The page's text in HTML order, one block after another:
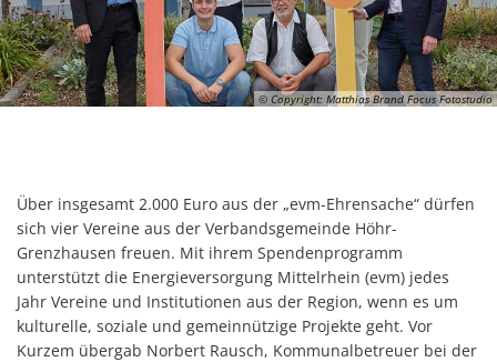
© Copyright: Matthias Brand Focus Fotostudio
Über insgesamt 2.000 Euro aus der „evm-Ehrensache“ dürfen
sich vier Vereine aus der Verbandsgemeinde Höhr-
Grenzhausen freuen. Mit ihrem Spendenprogramm
unterstützt die Energieversorgung Mittelrhein (evm) jedes
Jahr Vereine und Institutionen aus der Region, wenn es um
kulturelle, soziale und gemeinnützige Projekte geht. Vor
Kurzem übergab Norbert Rausch, Kommunalbetreuer bei der